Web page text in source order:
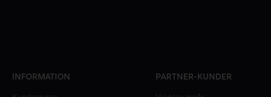
INFORMATION PARTNER-KUNDER